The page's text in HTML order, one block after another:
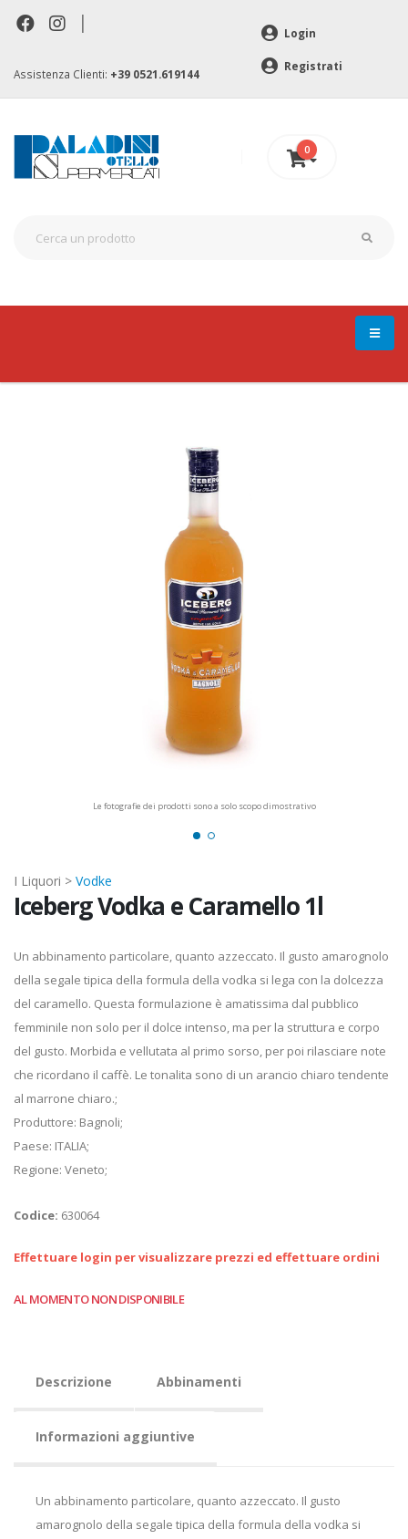
|
Assistenza Clienti: +39 0521.619144
Login
Registrati
0
Le fotografie dei prodotti sono a solo scopo dimostrativo
I Liquori > Vodke
Iceberg Vodka e Caramello 1l
Un abbinamento particolare, quanto azzeccato. Il gusto amarognolo
della segale tipica della formula della vodka si lega con la dolcezza
del caramello. Questa formulazione è amatissima dal pubblico
femminile non solo per il dolce intenso, ma per la struttura e corpo
del gusto. Morbida e vellutata al primo sorso, per poi rilasciare note
che ricordano il caffè. Le tonalita sono di un arancio chiaro tendente
al marrone chiaro.;
Produttore: Bagnoli;
Paese: ITALIA;
Regione: Veneto;
Codice: 630064
Effettuare login per visualizzare prezzi ed effettuare ordini
AL MOMENTO NON DISPONIBILE
Descrizione Abbinamenti
Informazioni aggiuntive
Un abbinamento particolare, quanto azzeccato. Il gusto
amarognolo della segale tipica della formula della vodka si